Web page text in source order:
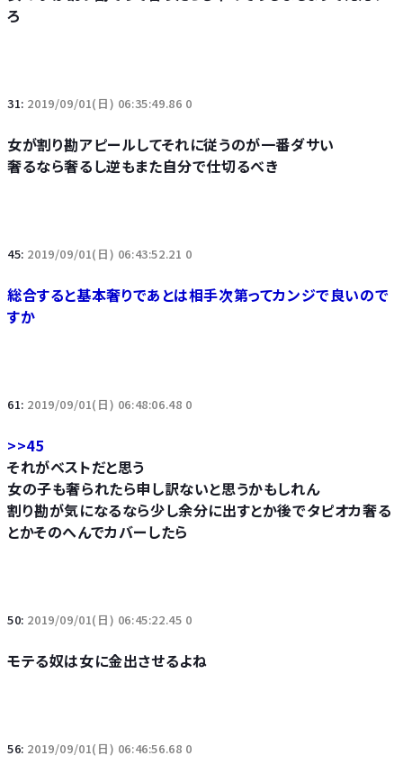
ろ
31: 2019/09/01(日) 06:35:49.86 0
女が割り勘アピールしてそれに従うのが一番ダサい
奢るなら奢るし逆もまた自分で仕切るべき
45: 2019/09/01(日) 06:43:52.21 0
総合すると基本奢りであとは相手次第ってカンジで良いので
すか
61: 2019/09/01(日) 06:48:06.48 0
>>45
それがベストだと思う
女の子も奢られたら申し訳ないと思うかもしれん
割り勘が気になるなら少し余分に出すとか後でタピオカ奢る
とかそのへんでカバーしたら
50: 2019/09/01(日) 06:45:22.45 0
モテる奴は女に金出させるよね
56: 2019/09/01(日) 06:46:56.68 0